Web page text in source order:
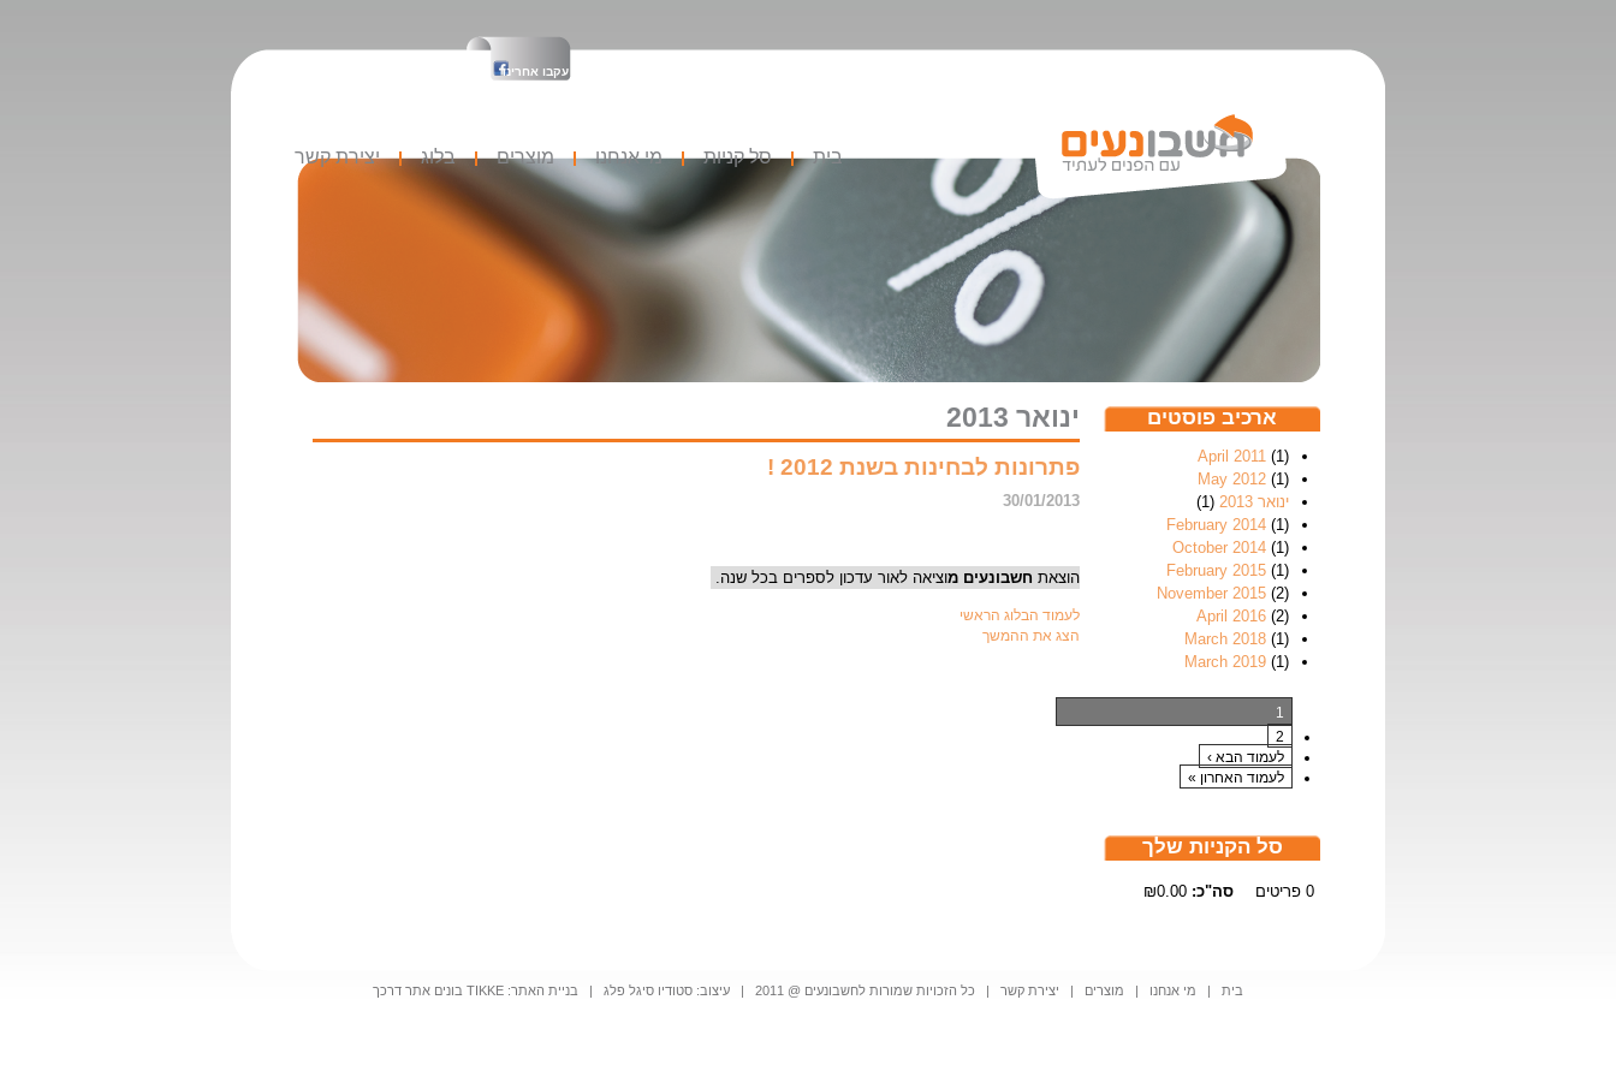
עקבו אחרינו
בית סל קניות מי אנחנו מוצרים בלוג יצירת קשר
ארכיב פוסטים
April 2011 (1)
May 2012 (1)
ינואר 2013
(1)
February 2014 (1)
October 2014 (1)
February 2015 (1)
November 2015 (2)
April 2016 (2)
March 2018 (1)
March 2019 (1)
1
2
לעמוד הבא ›
לעמוד האחרון »
סל הקניות שלך
0 פריטים סה"כ: ₪0.00
ינואר 2013
פתרונות לבחינות בשנת 2012 !
30/01/2013
הוצאת חשבונעים מוציאה לאור עדכון לספרים בכל שנה.
לעמוד הבלוג הראשי
הצג את ההמשך
בית | מי אנחנו | מוצרים | יצירת קשר | כל הזכויות שמורות לחשבונעים @ 2011 | עיצוב: סטודיו סיגל פלג | בניית האתר: TIKKE בונים אתר דרכך